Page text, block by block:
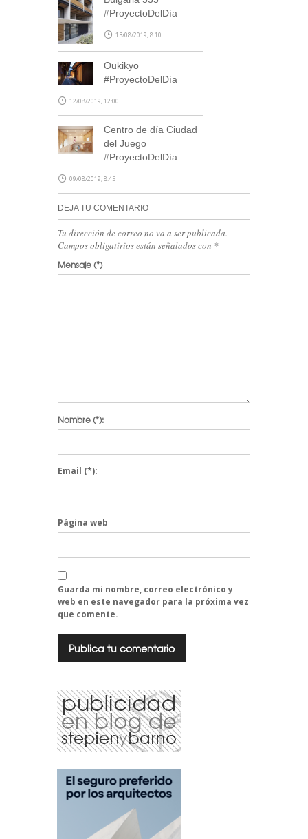
SUSCRÍBETE
#ProyectoDelDía
13/08/2019, 8:10
Oukikyo
#ProyectoDelDía
12/08/2019, 12:00
Centro de día Ciudad
del Juego
#ProyectoDelDía
09/08/2019, 8:45
DEJA TU COMENTARIO
Tu dirección de correo no va a ser publicada.
Campos obligatirios están señalados con *
Mensaje(*)
Nombre(*):
Email (*):
Página web
Guarda mi nombre, correo electrónico y
web en este navegador para la próxima vez
que comente.